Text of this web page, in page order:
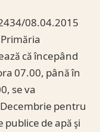
08.04.2015
Primăria
că începând
07.00, până în
se va
pentru
de apă şi